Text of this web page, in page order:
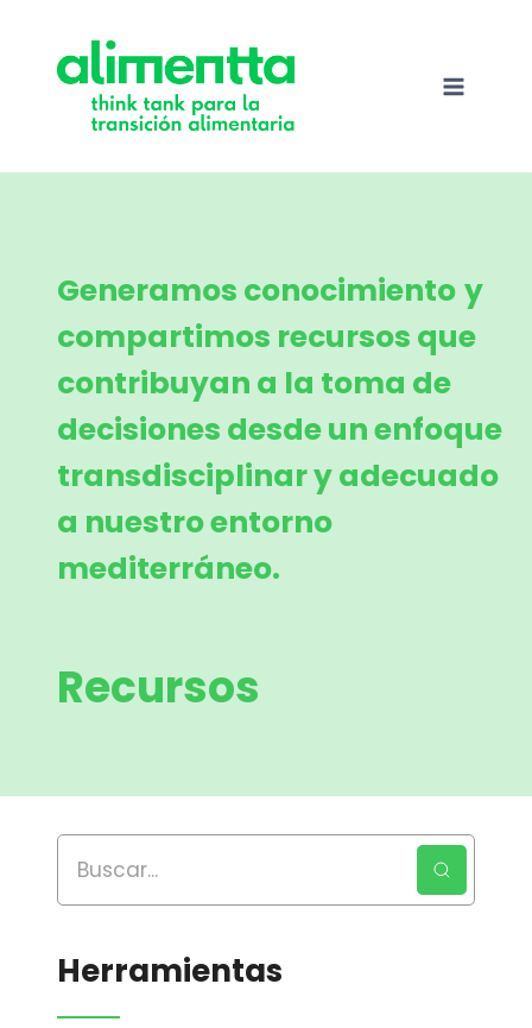
contenido
Generamos conocimiento y
compartimos recursos que
contribuyan a la toma de
decisiones desde un enfoque
transdisciplinar y adecuado
a nuestro entorno
mediterráneo.
Recursos
Herramientas